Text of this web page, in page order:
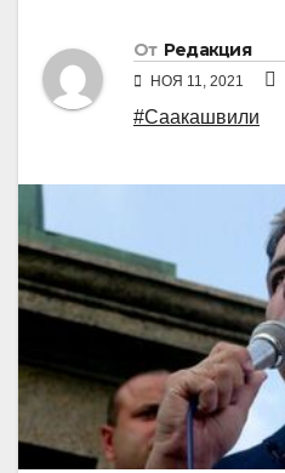
От Редакция
НОЯ 11, 2021
#Саакашвили